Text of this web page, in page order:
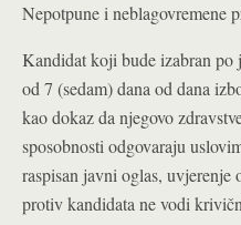
Nepotpune i neblagovremene
Kandidat koji bude izabran po
od 7 (sedam) dana od dana
kao dokaz da njegovo
sposobnosti odgovaraju
raspisan javni oglas, uvjerenje
protiv kandidata ne vodi